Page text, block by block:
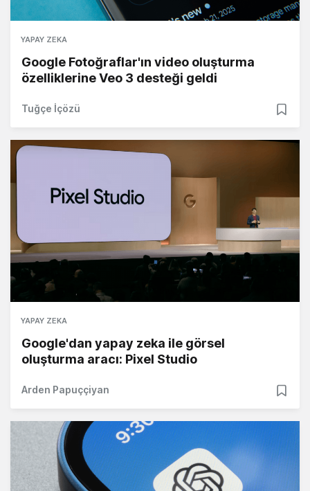
YAPAY ZEKA
Google Fotoğraflar'ın video oluşturma
özelliklerine Veo 3 desteği geldi
Tuğçe İçözü
YAPAY ZEKA
Google'dan yapay zeka ile görsel
oluşturma aracı: Pixel Studio
Arden Papuççiyan